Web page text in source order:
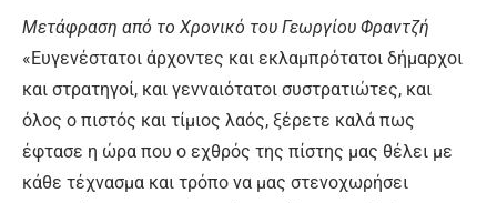
Μετάφραση από το Χρονικό του Γεωργίου Φραντζή
«Ευγενέστατοι άρχοντες και εκλαμπρότατοι δήμαρχοι
και στρατηγοί, και γενναιότατοι συστρατιώτες, και
όλος ο πιστός και τίμιος λαός, ξέρετε καλά πως
έφτασε η ώρα που ο εχθρός της πίστης μας θέλει με
κάθε τέχνασμα και τρόπο να μας στενοχωρήσει